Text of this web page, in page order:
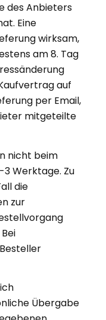
des Anbieters
Eine
wirksam,
am 8. Tag
auf
per Email,
mitgeteilte
nicht beim
Werktage. Zu
die
zur
Übergabe